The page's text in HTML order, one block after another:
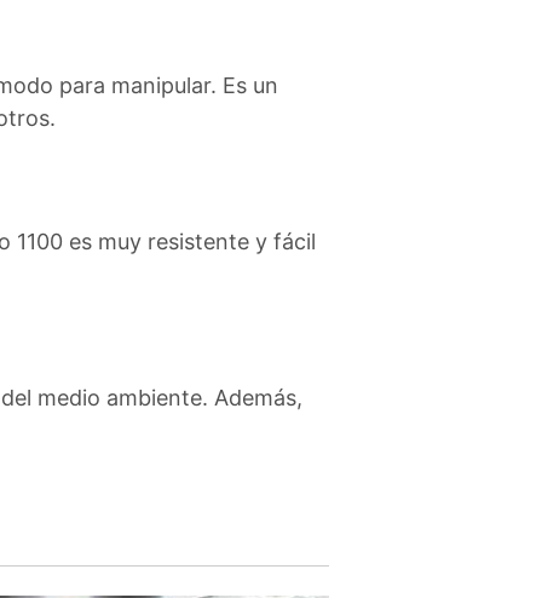
para manipular. Es un
1100 es muy resistente y fácil
medio ambiente. Además,